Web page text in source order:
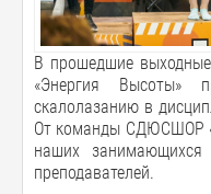
В прошедшие
«Энергия Высоты»
скалолазанию в
От команды СДЮСШОР
наших
преподавателей.